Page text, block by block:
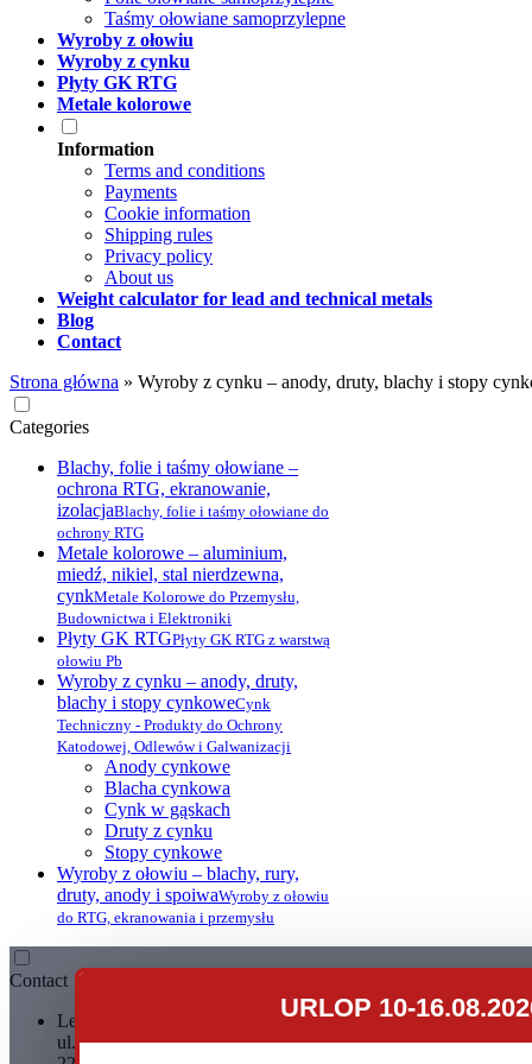
Taśmy ołowiane samoprzylepne
Wyroby z ołowiu
Wyroby z cynku
Płyty GK RTG
Metale kolorowe
Information
Terms and conditions
Payments
Cookie information
Shipping rules
Privacy policy
About us
Weight calculator for lead and technical metals
Blog
Contact
Strona główna » Wyroby z cynku – anody, druty, blachy i stopy
Categories
Blachy, folie i taśmy ołowiane –
ochrona RTG, ekranowanie,
izolacjaBlachy, folie i taśmy ołowiane do
ochrony RTG
Metale kolorowe – aluminium,
miedź, nikiel, stal nierdzewna,
cynkMetale Kolorowe do Przemysłu,
Budownictwa i Elektroniki
Płyty GK RTGPłyty GK RTG z warstwą
ołowiu Pb
Wyroby z cynku – anody, druty,
blachy i stopy cynkoweCynk
Techniczny - Produkty do Ochrony
Katodowej, Odlewów i Galwanizacji
Anody cynkowe
Blacha cynkowa
Cynk w gąskach
Druty z cynku
Stopy cynkowe
Wyroby z ołowiu – blachy, rury,
druty, anody i spoiwaWyroby z ołowiu
do RTG, ekranowania i przemysłu
URLOP 10-
Contact
Leadpol Sp. z o. o.
ul. Okszowska 41